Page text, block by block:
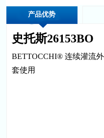
产品优势
史托斯26153BO
BETTOCCHI® 连续灌流
套使用